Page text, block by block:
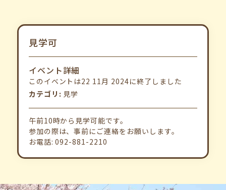
見学可
イベント詳細
このイベントは22 11月 2024に終了しました
カテゴリ: 見学
午前10時から見学可能です。
参加の際は、事前にご連絡をお願いします。
お電話: 092-881-2210